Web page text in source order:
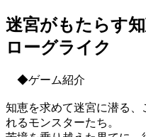
迷宮がもたらす
ローグライク
◆ゲーム紹介
知恵を求めて迷宮に潜る
れるモンスターたち。